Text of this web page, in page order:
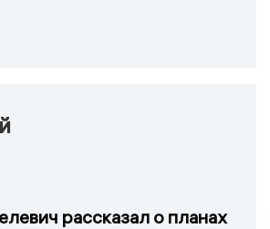
рассказал о планах